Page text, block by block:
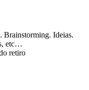
Brainstorming. Ideias.
etc…
retiro